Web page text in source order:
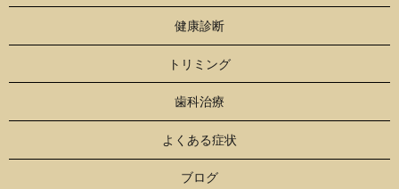
健康診断
トリミング
歯科治療
よくある症状
ブログ